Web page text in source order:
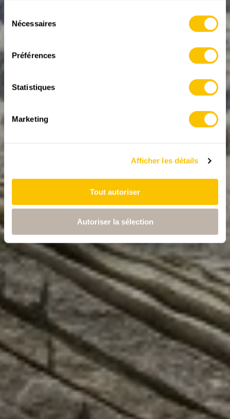
du Nécessaires
Préférences
Statistiques
Marketing
Afficher les détails
Tout autoriser
Autoriser la sélection
Trois bornes uniques
Elles se trouvent sur des sommets isolés, au milieu